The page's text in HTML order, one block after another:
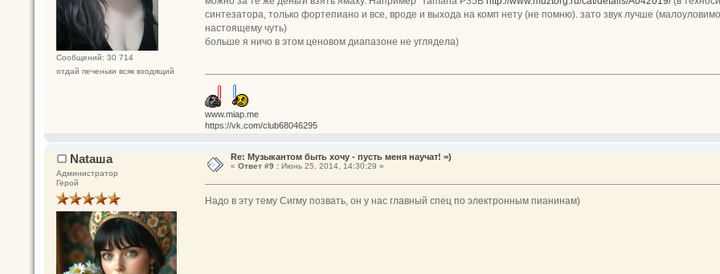
Сообщений: 30 714
отдай печеньки всяк входящий
синтезатора, только фортепиано и все, вроде и выхода на комп нету (не помню). зато звук лучше
настоящему чуть)
больше я ничо в этом ценовом диапазоне не углядела)
www.miap.me
https://vk.com/club68046295
Nataшa
Администратор
Герой
Re: Музыкантом быть хочу - пусть меня научат! =)
« Ответ #9 :Июнь 25, 2014, 14:30:29 »
Надо в эту тему Сигму позвать, он у нас главный спец по электронным пианинам)